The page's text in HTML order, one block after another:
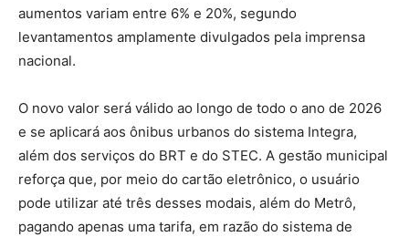
aumentos variam entre 6% e 20%, segundo
levantamentos amplamente divulgados pela imprensa
nacional.
O novo valor será válido ao longo de todo o ano de 2026
e se aplicará aos ônibus urbanos do sistema Integra,
além dos serviços do BRT e do STEC. A gestão municipal
reforça que, por meio do cartão eletrônico, o usuário
pode utilizar até três desses modais, além do Metrô,
pagando apenas uma tarifa, em razão do sistema de